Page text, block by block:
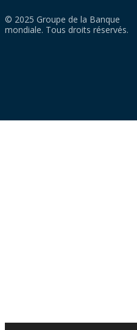
© 2025 Groupe de la Banque
mondiale. Tous droits réservés.